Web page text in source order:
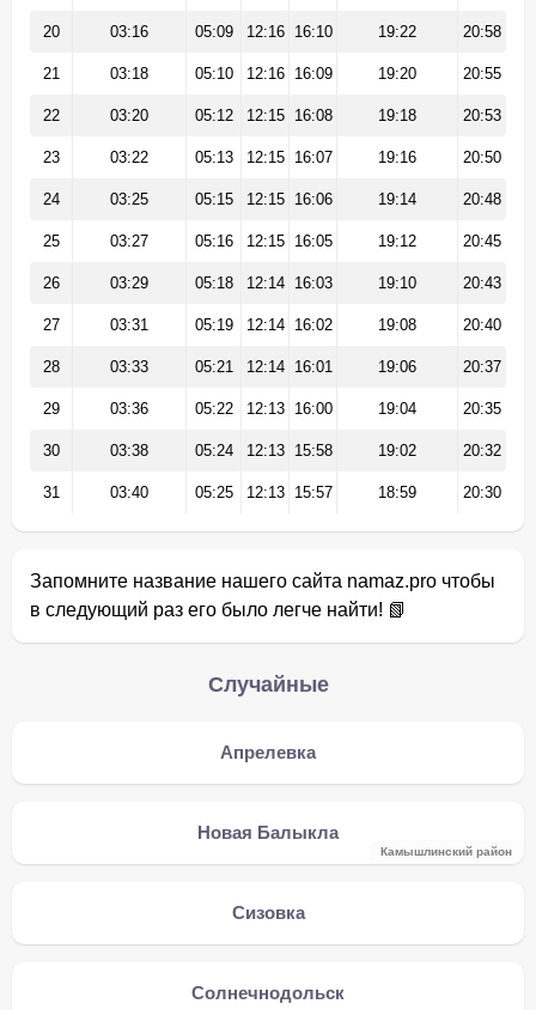
20 03:16 05:09 12:16 16:10 19:22 20:58
21 03:18 05:10 12:16 16:09 19:20 20:55
22 03:20 05:12 12:15 16:08 19:18 20:53
23 03:22 05:13 12:15 16:07 19:16 20:50
24 03:25 05:15 12:15 16:06 19:14 20:48
25 03:27 05:16 12:15 16:05 19:12 20:45
26 03:29 05:18 12:14 16:03 19:10 20:43
27 03:31 05:19 12:14 16:02 19:08 20:40
28 03:33 05:21 12:14 16:01 19:06 20:37
29 03:36 05:22 12:13 16:00 19:04 20:35
30 03:38 05:24 12:13 15:58 19:02 20:32
31 03:40 05:25 12:13 15:57 18:59 20:30
Запомните название нашего сайта namaz.pro чтобы
в следующий раз его было легче найти! 📗
Случайные
Апрелевка
Новая Балыкла
Камышлинский район
Сизовка
Солнечнодольск